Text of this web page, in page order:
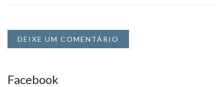
DEIXE UM COMENTÁRIO
Facebook